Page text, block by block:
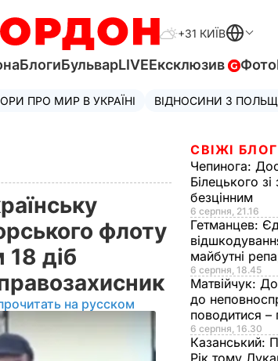
+31 КИЇВ
БлогиБульварLIVEЕксклюзив Фото
ПРО МИР В УКРАЇНІ ВІДНОСИНИ З
флоту
діб
на русском
СВІЖІ
Чепинога:
Білецького
безцінним
6 серпня, 21.16
Гетманцев:
майбутні
6 серпня, 18.45
Матвійчук: До
до
поводитися
6 серпня, 16.30
Казанський:
Рік тому